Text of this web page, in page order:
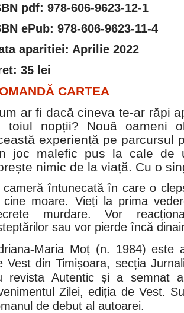
pdf: 978-606-9623-12-1
ePub: 978-606-9623-11-4
aparitiei: Aprilie 2022
35 lei
CARTEA
ar fi dacă cineva te-ar răpi
toiul nopții? Nouă oameni
experiență pe parcursul
joc malefic pus la cale de
nimic de la viață. Cu o
cameră întunecată în care o
cine moare. Vieți la prima
murdare. Vor
sau vor pierde încă
‑Maria Moț(n. 1984) este
Vest din Timișoara, secția
revista Autentic și a semnat
Zilei, ediția de Vest.
de debut al autoarei.